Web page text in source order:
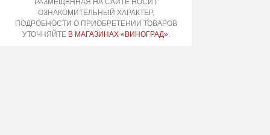
РАЗМЕЩЕННАЯ НА САЙТЕ НОСИТ
ОЗНАКОМИТЕЛЬНЫЙ ХАРАКТЕР,
ПОДРОБНОСТИ О ПРИОБРЕТЕНИИ ТОВАРОВ
УТОЧНЯЙТЕ В МАГАЗИНАХ «ВИНОГРАД».